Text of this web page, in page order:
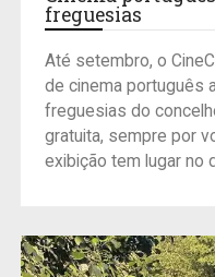
freguesias
Até setembro, o
de cinema português
freguesias do
gratuita, sempre por
exibição tem lugar no